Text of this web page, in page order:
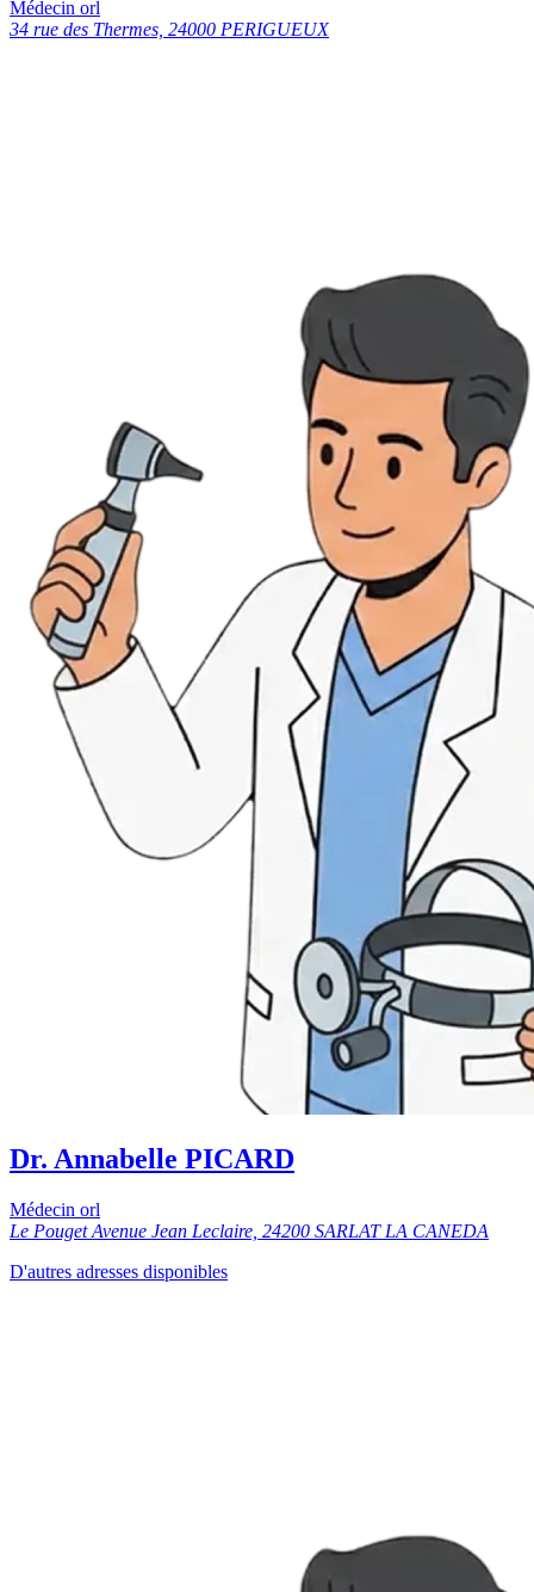
Médecin orl
34 rue des Thermes, 24000 PERIGUEUX
Dr. Annabelle PICARD
Médecin orl
Le Pouget Avenue Jean Leclaire, 24200 SARLAT LA CANEDA
D'autres adresses disponibles